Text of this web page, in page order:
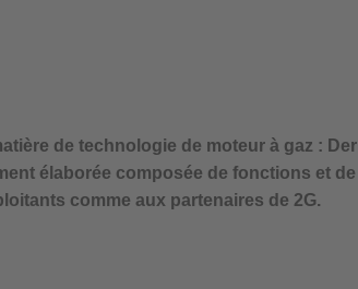
de technologie de moteur à gaz :
élaborée composée de fonctions et
comme aux partenaires de 2G.